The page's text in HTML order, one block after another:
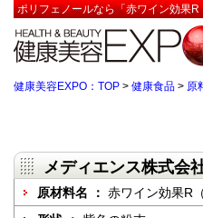
ポリフェノールなら「赤ワイン効果
健康美容EXPO：TOP > 健康食品 > 原
メディエンス株式会
原材料名 ： 赤ワイン効果R